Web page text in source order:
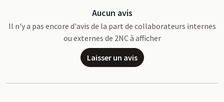
Aucun avis
Il n'y a pas encore d'avis de la part de collaborateurs internes
ou externes de 2NC à afficher
Laisser un avis